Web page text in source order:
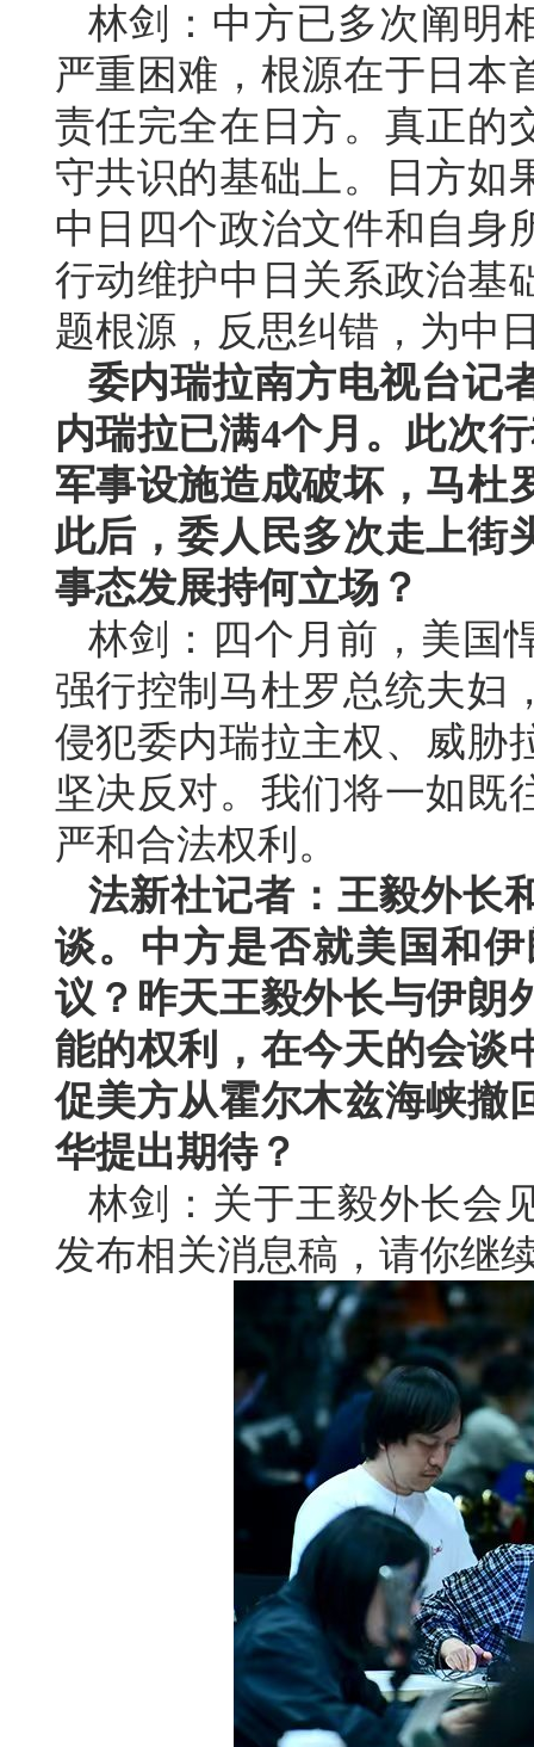
林剑：中方已多次阐明
严重困难，根源在于日本
责任完全在日方。真正的
守共识的基础上。日方如
中日四个政治文件和自身
行动维护中日关系政治基
题根源，反思纠错，为中
委内瑞拉南方电视台记
内瑞拉已满4个月。此次
军事设施造成破坏，马杜
此后，委人民多次走上街
事态发展持何立场？
林剑：四个月前，美国
强行控制马杜罗总统夫妇
侵犯委内瑞拉主权、威胁
坚决反对。我们将一如既
严和合法权利。
法新社记者：王毅外长
谈。中方是否就美国和
议？昨天王毅外长与伊朗
能的权利，在今天的会谈
促美方从霍尔木兹海峡撤
华提出期待？
林剑：关于王毅外长会
发布相关消息稿，请你继